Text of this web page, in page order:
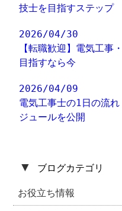
技士を目指すステップ
2026/04/30
【転職歓迎】電気工事
目指すなら今
2026/04/09
電気工事士の1日の流
ジュールを公開
▼ ブログカテゴリ
お役立ち情報